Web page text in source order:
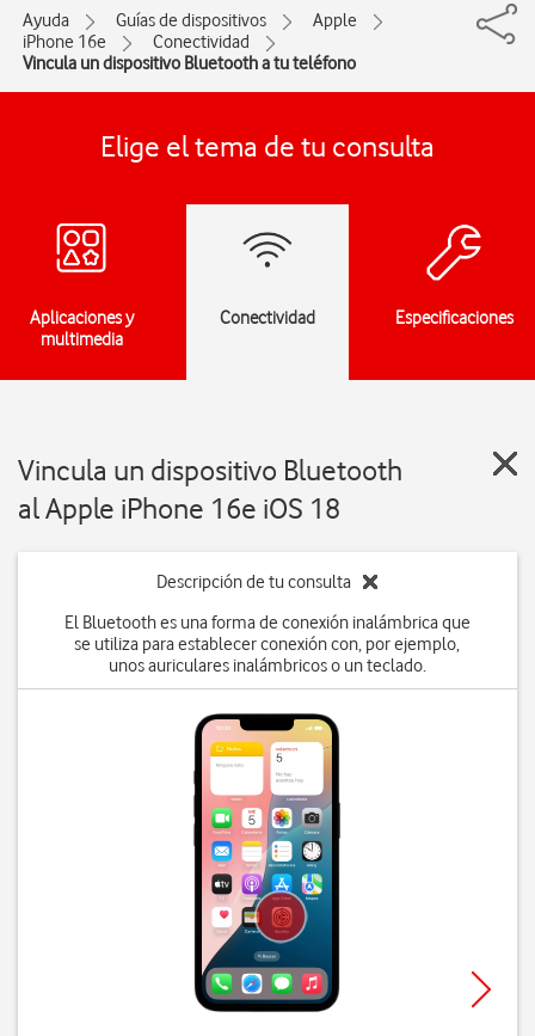
Ayuda Guías de dispositivos
Apple
iPhone 16e
Conectividad
Vincula un dispositivo Bluetooth a tu teléfono
Elige el tema de tu consulta
Aplicaciones y
multimedia
Conectividad Especificaciones
Vincula un dispositivo Bluetooth
al Apple iPhone 16e iOS 18
Descripción de tu consulta
El Bluetooth es una forma de conexión inalámbrica que
se utiliza para establecer conexión con, por ejemplo,
unos auriculares inalámbricos o un teclado.